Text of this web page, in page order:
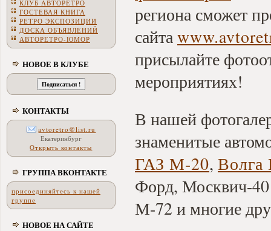
КЛУБ АВТОРЕТРО
ГОСТЕВАЯ КНИГА
РЕТРО ЭКСПОЗИЦИИ
ДОСКА ОБЪЯВЛЕНИЙ
АВТОРЕТРО-ЮМОР
НОВОЕ В КЛУБЕ
КОНТАКТЫ
avtoretro@list.ru
Екатеринбург
Открыть контакты
ГРУППА ВКОНТАКТЕ
присоединяйтесь к нашей
группе
НОВОЕ НА САЙТЕ
региона сможет
сайта
присылайте
мероприятиях!
В нашей
знаменитые
ГАЗ М-20, Волга
Форд, Москвич-
М-72 и многие